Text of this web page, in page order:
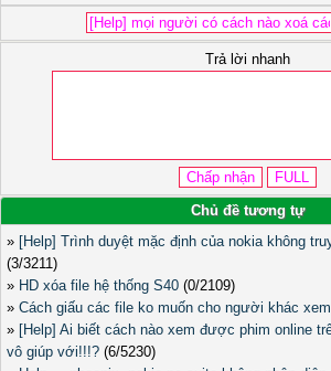
Trả lời nhanh
Chủ đề tương tự
» [Help] Trình duyệt mặc định của nokia không
(3/3211)
» HD xóa file hệ thống S40 (0/2109)
» Cách giấu các file ko muốn cho người khác xem
» [Help] Ai biết cách nào xem được phim online
vô giúp với!!!? (6/5230)